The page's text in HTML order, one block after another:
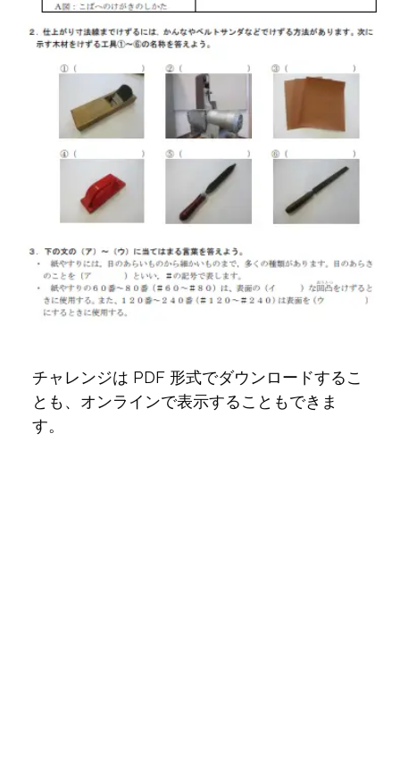
チャレンジは PDF 形式でダウンロードするこ
とも、オンラインで表示することもできま
す。